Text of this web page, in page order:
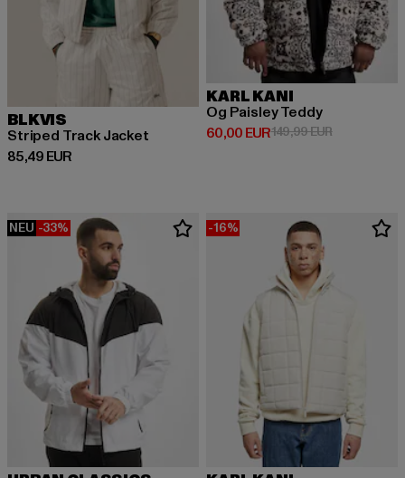
BLKVIS
Striped Track Jacket
85,49 EUR
Derzeitiger Preis: 85,49 EUR
KARL KANI
Og Paisley Teddy
60,00 EUR
Derzeitiger Preis: 60,00 EUR
149,99 EURAktionspreis:
NEU -33% -16%